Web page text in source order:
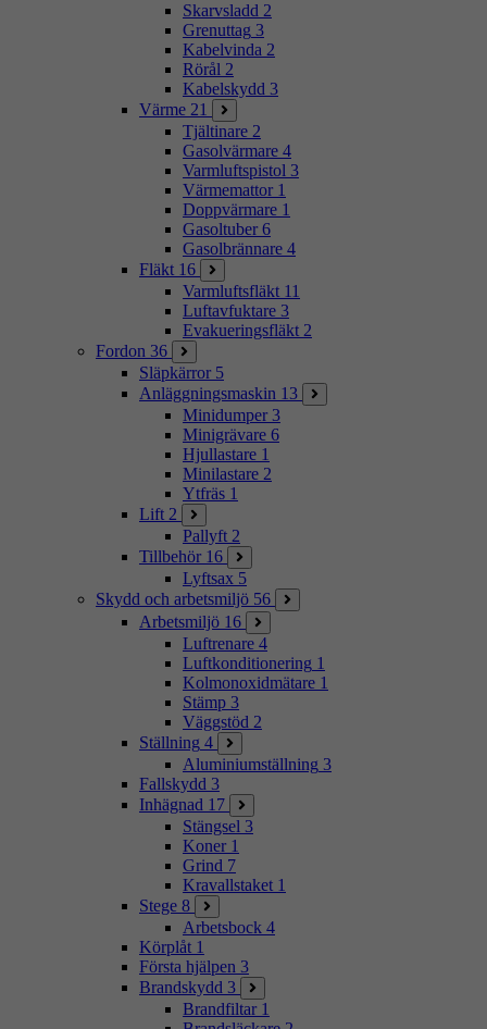
Skarvsladd 2
Grenuttag 3
Kabelvinda 2
Rörål 2
Kabelskydd 3
Värme 21
Tjältinare 2
Gasolvärmare 4
Varmluftspistol 3
Värmemattor 1
Doppvärmare 1
Gasoltuber 6
Gasolbrännare 4
Fläkt 16
Varmluftsfläkt 11
Luftavfuktare 3
Evakueringsfläkt 2
Fordon 36
Släpkärror 5
Anläggningsmaskin 13
Minidumper 3
Minigrävare 6
Hjullastare 1
Minilastare 2
Ytfräs 1
Lift 2
Pallyft 2
Tillbehör 16
Lyftsax 5
Skydd och arbetsmiljö 56
Arbetsmiljö 16
Luftrenare 4
Luftkonditionering 1
Kolmonoxidmätare 1
Stämp 3
Väggstöd 2
Ställning 4
Aluminiumställning 3
Fallskydd 3
Inhägnad 17
Stängsel 3
Koner 1
Grind 7
Kravallstaket 1
Stege 8
Arbetsbock 4
Körplåt 1
Första hjälpen 3
Brandskydd 3
Brandfiltar 1